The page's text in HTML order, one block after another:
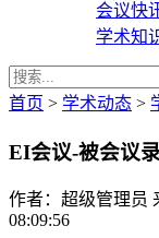
会议快
学术知
首页 > 学术动态 >
EI会议-被会议
作者：超级管理员
08:09:56